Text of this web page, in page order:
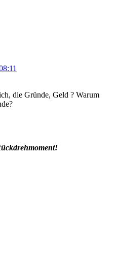
die Gründe, Geld ? Warum